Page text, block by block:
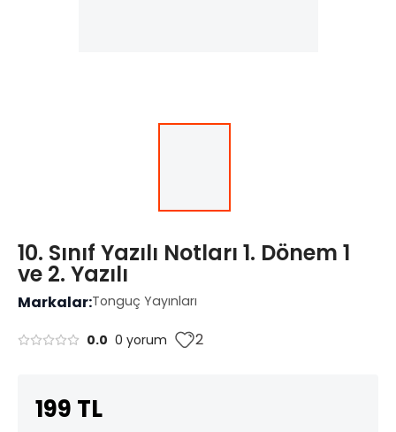
10. Sınıf Yazılı Notları 1. Dönem 1
ve 2. Yazılı
Markalar:Tonguç Yayınları
0.0 0 yorum 2
199 TL